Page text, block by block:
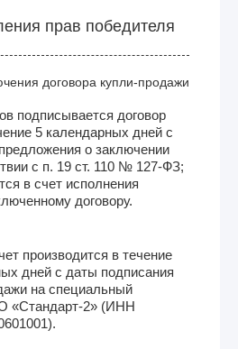
прав победителя
договора купли-продажи
подписывается договор
5 календарных дней с
о заключении
с п. 19 ст. 110 № 127-ФЗ;
в счет исполнения
договору.
производится в течение
дней с даты подписания
на специальный
«Стандарт-2» (ИНН